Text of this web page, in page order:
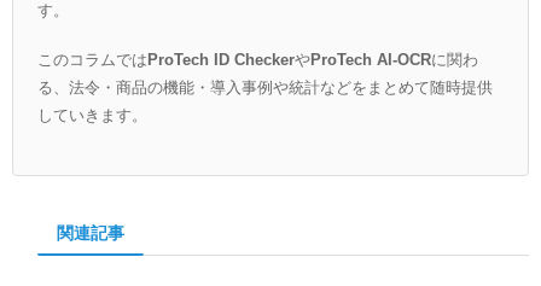
す。
このコラムでは ProTech ID CheckerやProTech AI-OCRに関わ
る、法令・商品の機能・導入事例や統計などをまとめて随時提供
していきます。
関連記事